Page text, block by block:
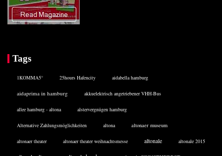
Tags
1KOMMA5° 25hours Hafencity aidabella hamburg
aidaprima in hamburg akkuelektrisch angetriebener VHH-Bus
allee hamburg - altona alstervergnügen hamburg
Alternative Zahlungsmöglichkeiten altona altonaer museum
altonaer theater altonaer theater weihnachtsmesse altonale altonale 2015